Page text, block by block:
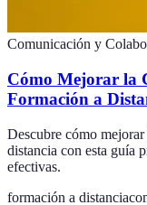
Comunicación y
Cómo Mejorar la
Formación a
Descubre cómo
distancia con esta guía
efectivas.
formación a distancia